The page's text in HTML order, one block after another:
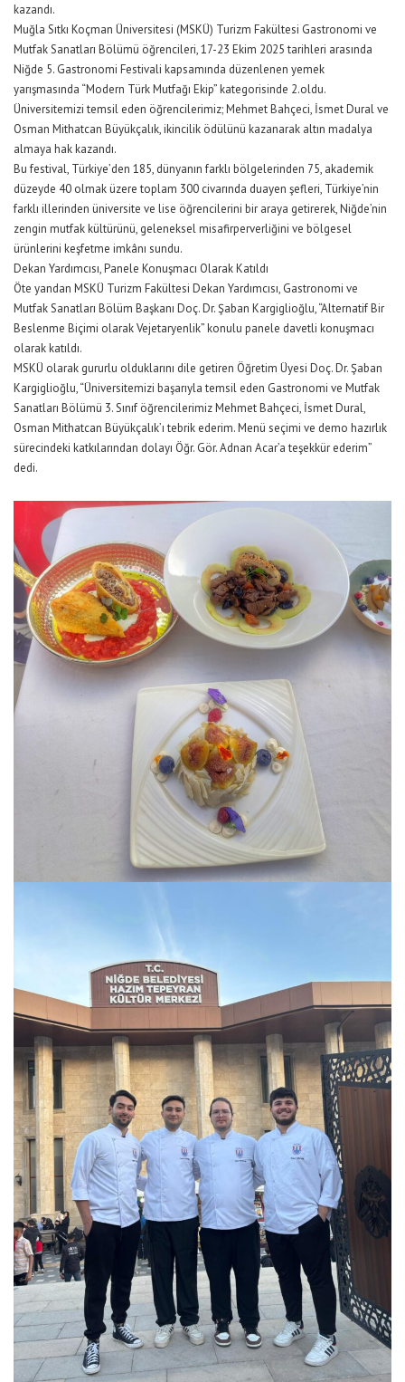
kazandı.
Muğla Sıtkı Koçman Üniversitesi (MSKÜ) Turizm Fakültesi Gastronomi ve
Mutfak Sanatları Bölümü öğrencileri, 17-23 Ekim 2025 tarihleri arasında
Niğde 5. Gastronomi Festivali kapsamında düzenlenen yemek
yarışmasında “Modern Türk Mutfağı Ekip” kategorisinde 2.oldu.
Üniversitemizi temsil eden öğrencilerimiz; Mehmet Bahçeci, İsmet Dural ve
Osman Mithatcan Büyükçalık, ikincilik ödülünü kazanarak altın madalya
almaya hak kazandı.
Bu festival, Türkiye’den 185, dünyanın farklı bölgelerinden 75, akademik
düzeyde 40 olmak üzere toplam 300 civarında duayen şefleri, Türkiye’nin
farklı illerinden üniversite ve lise öğrencilerini bir araya getirerek, Niğde’nin
zengin mutfak kültürünü, geleneksel misafirperverliğini ve bölgesel
ürünlerini keşfetme imkânı sundu.
Dekan Yardımcısı, Panele Konuşmacı Olarak Katıldı
Öte yandan MSKÜ Turizm Fakültesi Dekan Yardımcısı, Gastronomi ve
Mutfak Sanatları Bölüm Başkanı Doç. Dr. Şaban Kargiglioğlu, “Alternatif Bir
Beslenme Biçimi olarak Vejetaryenlik” konulu panele davetli konuşmacı
olarak katıldı.
MSKÜ olarak gururlu olduklarını dile getiren Öğretim Üyesi Doç. Dr. Şaban
Kargiglioğlu, “Üniversitemizi başarıyla temsil eden Gastronomi ve Mutfak
Sanatları Bölümü 3. Sınıf öğrencilerimiz Mehmet Bahçeci, İsmet Dural,
Osman Mithatcan Büyükçalık’ı tebrik ederim. Menü seçimi ve demo hazırlık
sürecindeki katkılarından dolayı Öğr. Gör. Adnan Acar’a teşekkür ederim”
dedi.